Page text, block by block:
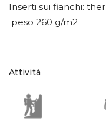
Inserti sui fianchi:
peso 260 g/m2
Attività